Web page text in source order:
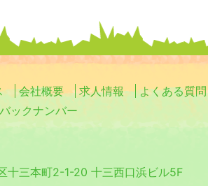
会社概要 求人情報 よくある質問
ックナンバー
三本町2-1-20 十三西口浜ビル5F